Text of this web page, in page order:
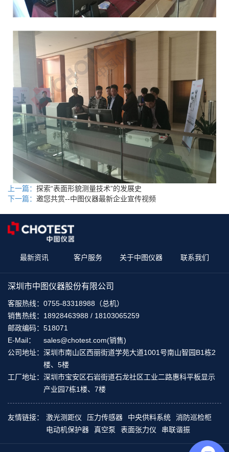
上一篇： 探索“表面形貌测量技术”的发展史
下一篇： 邀您共赏--中图仪器最新企业宣传视频
最新资讯 客户服务 关于中图仪器 联系我们
深圳市中图仪器股份有限公司
客服热线： 0755-83318988（总机）
销售热线： 18928463988 / 18103065259
邮政编码： 518071
E-Mail：
sales@chotest.com(销售)
公司地址： 深圳市南山区西丽街道学苑大道1001号南山智园B1栋2
楼、5楼
工厂地址： 深圳市宝安区石岩街道石龙社区工业二路惠科平板显示
产业园7栋1楼、7楼
友情链接： 激光测距仪 压力传感器 中央供料系统
消防巡检柜
电动机保护器
真空泵 表面张力仪 串联谐振